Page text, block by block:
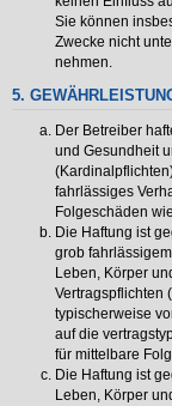
Sie können
Zwecke nicht
nehmen.
5.
Der Betreiber
und Gesundheit
fahrlässiges
Folgeschäden
Die Haftung ist
grob
Leben, Körper
Vertragspflichten
typischerweise
auf die
für mittelbare
Die Haftung ist
Leben, Körper